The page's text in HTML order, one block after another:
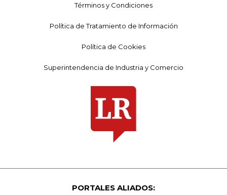
Términos y Condiciones
Política de Tratamiento de Información
Política de Cookies
Superintendencia de Industria y Comercio
PORTALES ALIADOS: